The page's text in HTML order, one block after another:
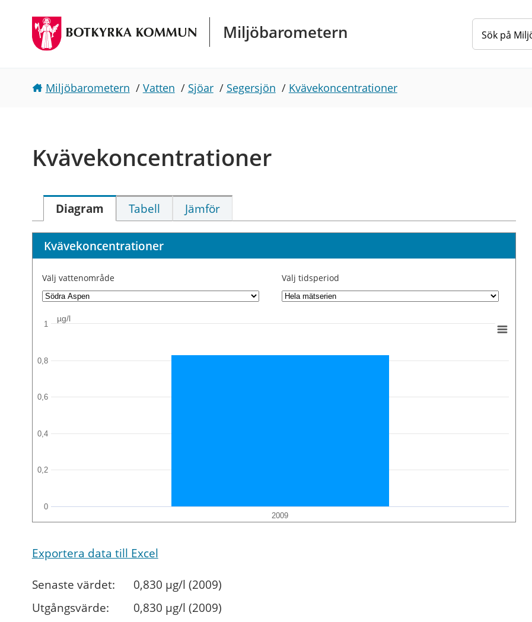
Miljöbarometern
Miljöbarometern / Vatten / Sjöar / Segersjön / Kvävekoncentrationer
Kvävekoncentrationer
Diagram Tabell Jämför
Kvävekoncentrationer
Välj vattenområde Välj tidsperiod
µg/l
2009
0
0,2
0,4
0,6
0,8
1
Exportera data till Excel
Senaste värdet:
0,830 µg/l (2009)
Utgångsvärde:
0,830 µg/l (2009)